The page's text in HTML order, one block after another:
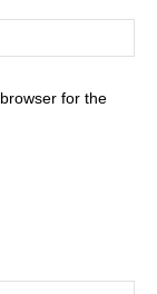
for the